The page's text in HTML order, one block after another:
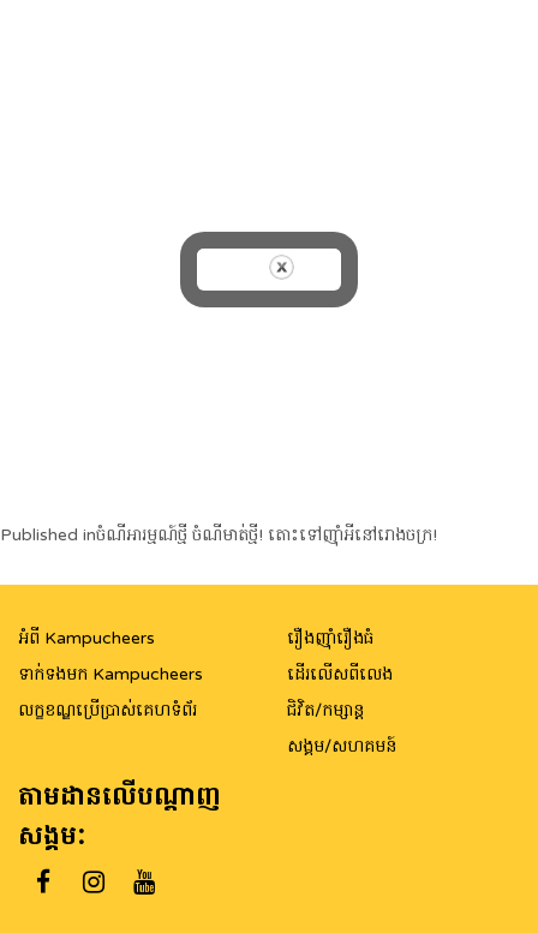
Post
navigation
Published inចំណីអារម្មណ៍ថ្មី ចំណីមាត់ថ្មី! តោះទៅញ៉ាំអីនៅរោងចក្រ!
អំពី Kampucheers
ទាក់ទងមក Kampucheers
លក្ខខណ្ឌប្រើប្រាស់គេហទំព័រ
រឿងញ៉ាំរឿងធំ
ដើរលើសពីលេង
ជិវិត/កម្សាន្ត
សង្គម/សហគមន៍
តាមដានលើបណ្តាញ
សង្គម: